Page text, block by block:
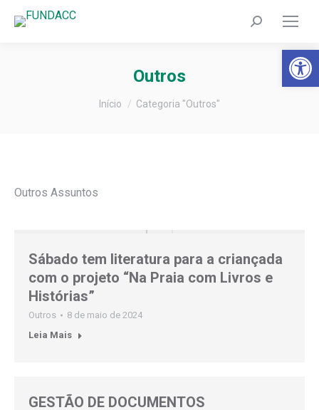
Barra de
Search:
Outros
Você está aqui:
Início Categoria "Outros"
Outros Assuntos
Sábado tem literatura para a criançada
com o projeto “Na Praia com Livros e
Histórias”
Outros
8 de maio de 2024
Leia Mais
GESTÃO DE DOCUMENTOS